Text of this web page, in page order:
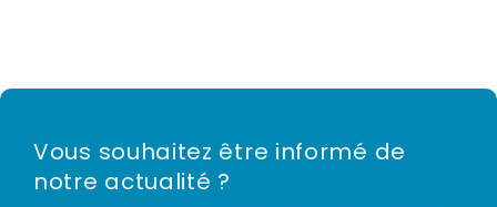
Vous souhaitez être informé de
notre actualité ?